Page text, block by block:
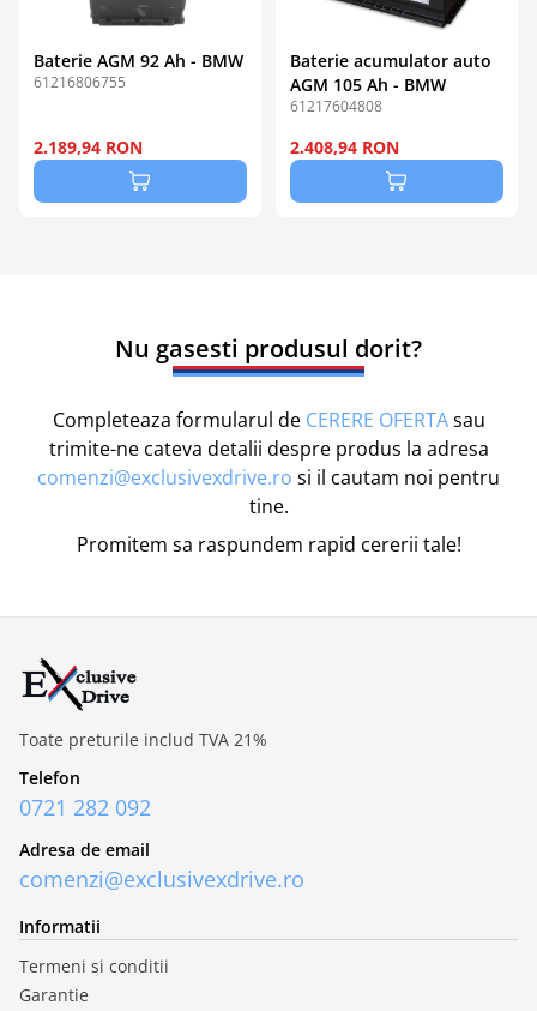
Baterie AGM 92 Ah - BMW
61216806755
2.189,94 RON
Baterie acumulator auto
AGM 105 Ah - BMW
61217604808
2.408,94 RON
Nu gasesti produsul dorit?
Completeaza formularul de CERERE OFERTAsau
trimite-ne cateva detalii despre produs la adresa
comenzi@exclusivexdrive.ro si il cautam noi pentru
tine.
Promitem sa raspundem rapid cererii tale!
Toate preturile includ TVA 21%
Telefon
0721 282 092
Adresa de email
comenzi@exclusivexdrive.ro
Informatii
Termeni si conditii
Garantie